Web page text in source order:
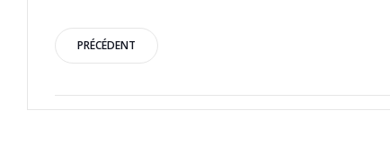
Post
navigation
PRÉCÉDENT